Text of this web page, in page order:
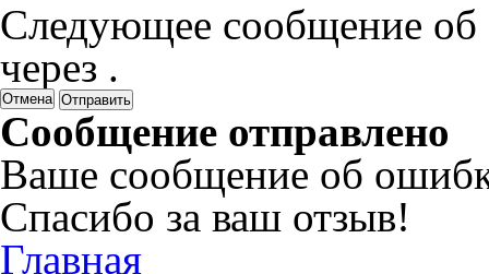
Следующее сообщение об
через .
Отмена
Сообщение отправлено
Ваше сообщение об
Спасибо за ваш отзыв!
Главная